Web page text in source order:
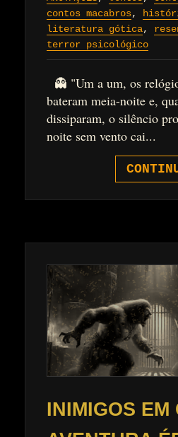
contos macabros,
literatura gótica,
terror psicológico
👻 "Um a um, os
bateram meia-noite e,
dissiparam, o silêncio
noite sem vento cai...
INIMIGOS EM